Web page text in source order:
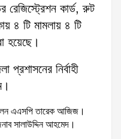
রেজিস্ট্রেশন কার্ড, রুট
৪ টি মামলায় ৪ টি
হয়েছে।
প্রশাসনের নির্বাহী
এএসপি তারেক আজিজ।
সালাউদ্দিন আহমেদ।